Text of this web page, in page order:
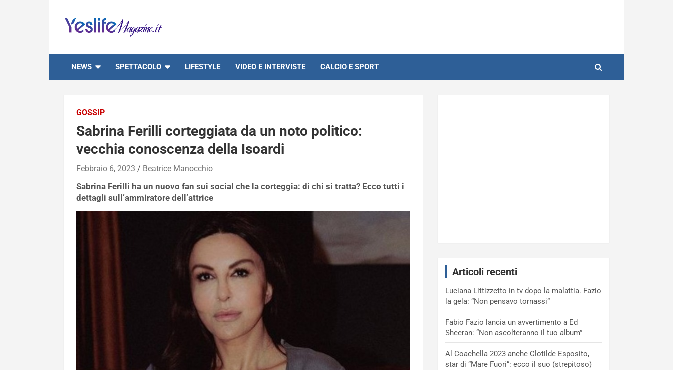
content
NEWS SPETTACOLO LIFESTYLE VIDEO E INTERVISTE CALCIO E SPORT
GOSSIP
Sabrina Ferilli corteggiata da un noto politico:
vecchia conoscenza della Isoardi
Febbraio 6, 2023 Beatrice Manocchio
Sabrina Ferilli ha un nuovo fan sui social che la corteggia: di chi si tratta? Ecco tutti i
dettagli sull’ammiratore dell’attrice
Articoli recenti
Luciana Littizzetto in tv dopo la malattia. Fazio
la gela: “Non pensavo tornassi”
Fabio Fazio lancia un avvertimento a Ed
Sheeran: “Non ascolteranno il tuo album”
Al Coachella 2023 anche Clotilde Esposito,
star di “Mare Fuori”: ecco il suo (strepitoso)